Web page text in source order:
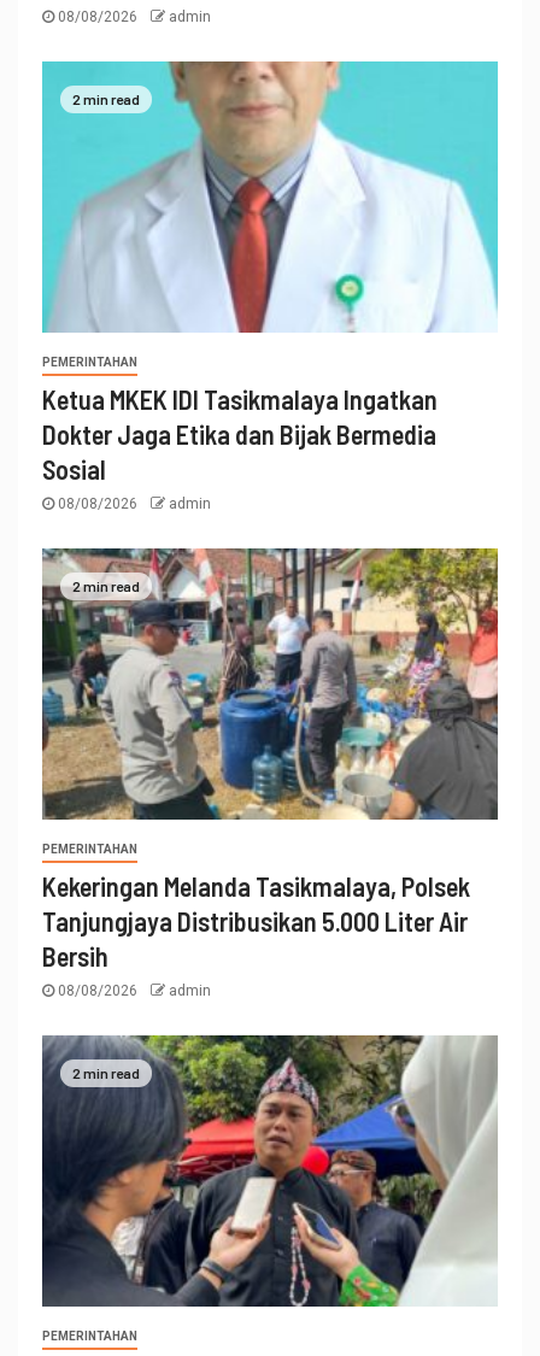
08/08/2026 admin
2 min read
PEMERINTAHAN
Ketua MKEK IDI Tasikmalaya Ingatkan
Dokter Jaga Etika dan Bijak Bermedia
Sosial
08/08/2026 admin
2 min read
PEMERINTAHAN
Kekeringan Melanda Tasikmalaya, Polsek
Tanjungjaya Distribusikan 5.000 Liter Air
Bersih
08/08/2026 admin
2 min read
PEMERINTAHAN